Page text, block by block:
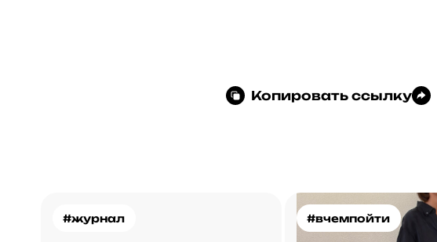
Копировать ссылку
#журнал #вчемпойти